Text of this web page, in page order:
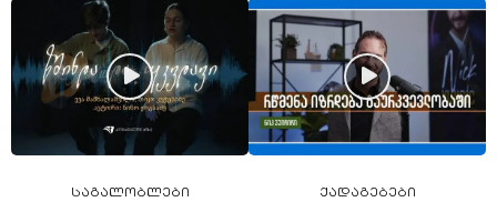
საგალობლები ქადაგებები